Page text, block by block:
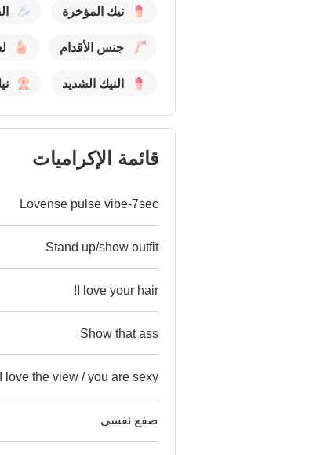
نيك المؤخرة
جنس الأقدام
النيك الشديد
قائمة الإكراميات
Lovense pulse vibe-7sec
Stand up/show outfit
I love your hair!
Show that ass
I love the view / you are sexy
صفع نفسي